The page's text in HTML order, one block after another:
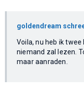
goldendream
Voila, nu heb ik
niemand zal lezen.
maar aanraden.